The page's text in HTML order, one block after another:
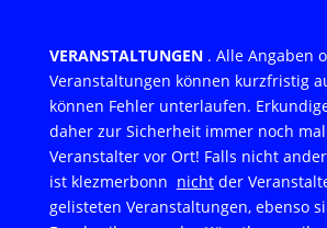
VERANSTALTUNGEN. Alle Angaben
Veranstaltungen können kurzfristig
können Fehler unterlaufen.
daher zur Sicherheit immer noch
Veranstalter vor Ort! Falls nicht
ist klezmerbonn nicht der
gelisteten Veranstaltungen, ebenso